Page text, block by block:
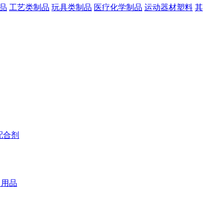
工艺类制品 玩具类制品 医疗化学制品 运动器材塑料 其
剂
品